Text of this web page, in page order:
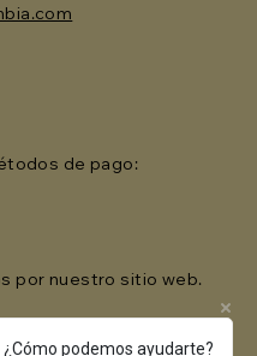
de pago:
por nuestro sitio web.
¿Cómo podemos ayudarte?